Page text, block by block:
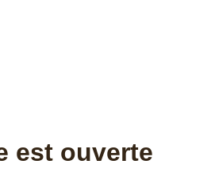
est ouverte